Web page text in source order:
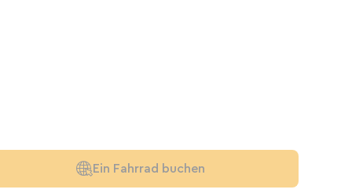
Ein Fahrrad buchen